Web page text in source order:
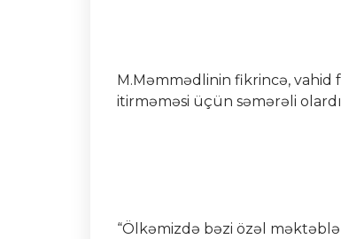
M.Məmmədlinin fikrincə,
itirməməsi üçün səmərəli
“Ölkəmizdə bəzi özəl